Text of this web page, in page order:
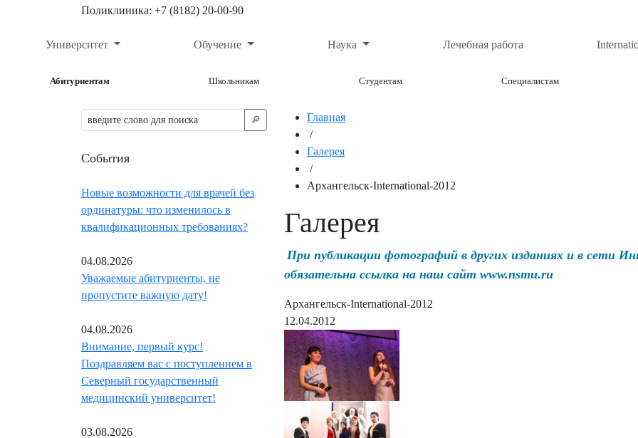
Поликлиника: +7 (8182) 20-00-90
Университет Обучение Наука Лечебная работа
Абитуриентам Школьникам Студентам Специалистам
🔎︎
События
Новые возможности для врачей без
ординатуры: что изменилось в
квалификационных требованиях?
04.08.2026
Уважаемые абитуриенты, не
пропустите важную дату!
04.08.2026
Внимание, первый курс!
Поздравляем вас с поступлением в
Северный государственный
медицинский университет!
03.08.2026
Главная
/
Галерея
/
Архангельск-International-2012
Галерея
При публикации фотографий в других изданиях и в сети
обязательна ссылка на наш сайт www.nsmu.ru
Архангельск-International-2012
12.04.2012